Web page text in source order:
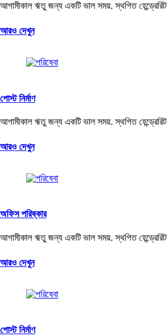
আগামীকাল ঋতু জন্য একটি ভাল সময়. স্থগিত
আরও দেখুন
পোস্ট নির্মাণ
আগামীকাল ঋতু জন্য একটি ভাল সময়. স্থগিত
আরও দেখুন
অফিস পরিষ্কার
আগামীকাল ঋতু জন্য একটি ভাল সময়. স্থগিত
আরও দেখুন
পোস্ট নির্মাণ